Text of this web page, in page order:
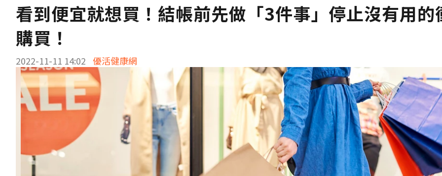
看到便宜就想買！結帳前先做「3件事」停止沒有用的
購買！
2022-11-11 14:02 優活健康網